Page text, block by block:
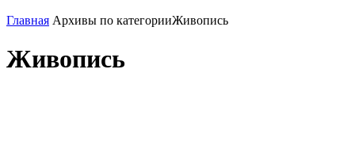
Главная Архивы по категорииЖивопись
Живопись